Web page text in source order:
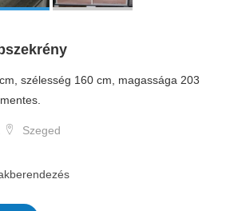
szélesség 160 cm, magassága 203
Szeged